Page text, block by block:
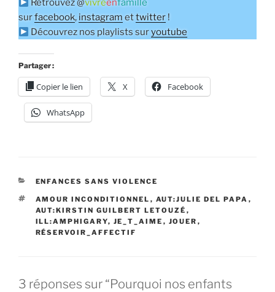
Retrouvez @vivreenfamille
surfacebook, instagram ettwitter !
Découvrez nos playlists suryoutube
Partager :
Copier le lien X Facebook
WhatsApp
CATÉGORIES
ENFANCES SANS VIOLENCE
ÉTIQUETTES
AMOUR INCONDITIONNEL , AUT:JULIE DEL PAPA ,
AUT:KIRSTIN GUILBERT LETOUZÉ ,
ILL:AMPHIGARY, JE_T_AIME , JOUER ,
RÉSERVOIR_AFFECTIF
3 réponses sur “Pourquoi nos enfants